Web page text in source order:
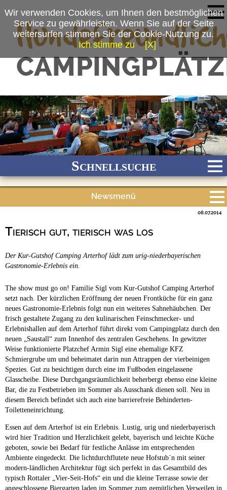
(c) Kur-Gutshof Camping ArterhofSchnellsuche
Hundefreundliche Campingplätze
Newsmenü
Campingplätze
Camping & Caravan
Tierisch gut, tierisch was los
08.07.2014
Der Kur-Gutshof Camping Arterhof lädt zum urig-niederbayerischen
Gastronomie-Erlebnis ein.
The show must go on! Familie Sigl vom Kur-Gutshof Camping Arterhof
setzt nach. Der kürzlichen Eröffnung der neuen Frontküche für ein ganz
neues Gastronomie-Erlebnis folgt nun ein weiteres Sahnehäubchen. Der
frisch gestaltete Zugang zu den kulinarischen Feinschmecker- und
Erlebnishallen auf dem Arterhof führt direkt vom Campingplatz durch den
neuen „Saustall“ zum Innenhof des zentralen Geschehens. In gewitzter
Weise funktionierte Platzchef Armin Sigl eine ehemalige KFZ
Schmiergrube um und beheimatet darin nun Attrappen der vierbeinigen
Spezies. Gut zu besichtigen durch eine im Fußboden eingelassene
Glasscheibe. Diese Durchgangsräumlichkeit beherbergt ebenso eine kleine
Bar, die zu Festbetrieben im Sommer als Ausschank dienen soll. Neu in
diesem Bereich befindet sich auch eine barrierefreie Behinderten-
Toiletteneinrichtung.
Essen auf dem Arterhof ist ein Erlebnis. Lustig, urig und niederbayerisch
wird hier Tradition und Herzlichkeit gelebt, bayerisch und leichte Küche
geboten, sowie bei Bedarf für festliche Anlässe im entsprechenden
Ambiente eingedeckt. Die lichtdurchflutete neue Hofstub´n mit seiner
modern-ländlichen Architektur fügt sich perfekt in das Gesamtbild des
typisch Rottaler „Vier-Seit-Hofs“ ein und die kleine Terrasse sowie der
angeschlossene Biergarten laden im Sommer zum gemütlichen Verweilen in
Wir verwenden Cookies, um Ihnen den bestmöglichen
Service zu gewährleisten. Wenn Sie auf der Seite
weitersurfen stimmen Sie der Cookie-Nutzung zu.
Ich stimme zu
[X]